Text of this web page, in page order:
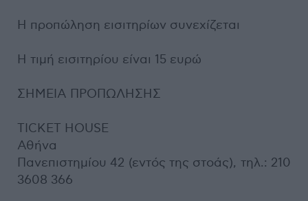
Η προπώληση εισιτηρίων συνεχίζεται
Η τιμή εισιτηρίου είναι 15 ευρώ
ΣΗΜΕΙΑ ΠΡΟΠΩΛΗΣΗΣ
TICKET HOUSE
Αθήνα
Πανεπιστημίου 42 (εντός της στοάς), τηλ.: 210
3608 366